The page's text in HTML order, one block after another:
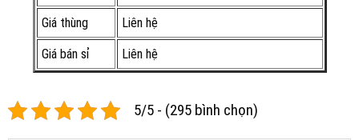
Giá thùng Liên hệ
Giá bán sỉ Liên hệ
5/5 - (295 bình chọn)